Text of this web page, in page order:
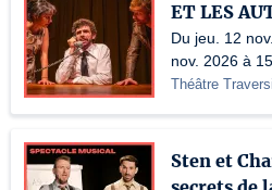
ET LES
Du jeu. 12
nov. 2026 à
Théâtre
Sten et